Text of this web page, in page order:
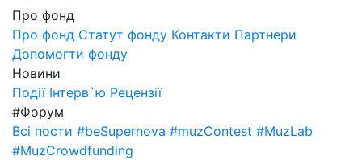
Про фонд
Про фонд Статут фонду Контакти Партнери
Допомогти фонду
Новини
Події Інтерв`ю Рецензії
#Форум
Всі пости #beSupernova #muzContest #MuzLab
#MuzCrowdfunding